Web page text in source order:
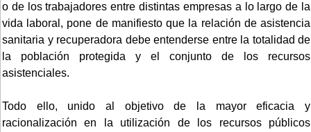
o de los trabajadores entre distintas empresas a lo largo de la
vida laboral, pone de manifiesto que la relación de asistencia
sanitaria y recuperadora debe entenderse entre la totalidad de
la población protegida y el conjunto de los recursos
asistenciales.
Todo ello, unido al objetivo de la mayor eficacia y
racionalización en la utilización de los recursos públicos